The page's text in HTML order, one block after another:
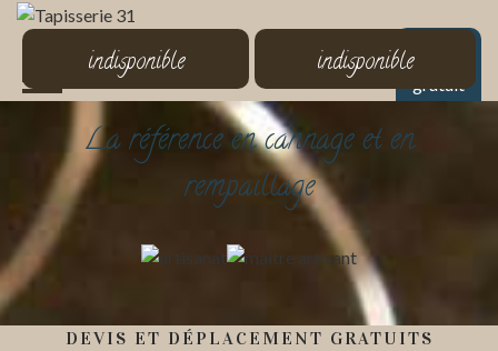
Devis
gratuit
indisponible indisponible
La référence en cannage et en
rempaillage
DEVIS ET DÉPLACEMENT GRATUITS